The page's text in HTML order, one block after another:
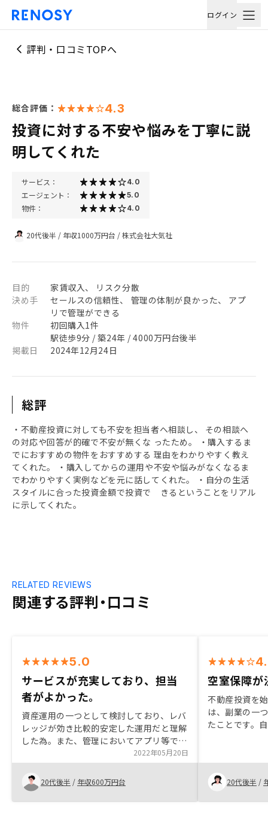
ログイン
評判・口コミTOPへ
総合評価： 4.3
投資に対する不安や悩みを丁寧に説
明してくれた
サービス： 4.0
エージェント： 5.0
物件： 4.0
20代後半 / 年収1000万円台 /株式会社大気社
目的
家賃収入、 リスク分散
決め手
セールスの信頼性、 管理の体制が良かった、 アプ
リで管理ができる
物件
初回購入1件
駅徒歩9分 / 築24年 / 4000万円台後半
掲載日
2024年12月24日
総評
・不動産投資に対しても不安を担当者へ相談し、 その相談へ
の対応や回答が的確で不安が無くな ったため。 ・購入するま
でにおすすめの物件をおすすめする 理由をわかりやすく教え
てくれた。 ・購入してからの運用や不安や悩みがなくなるま
でわかりやすく実例などを元に話してくれた。 ・自分の生活
スタイルに合った投資金額で投資で きるということをリアル
に示してくれた。
関連する評判・口コミ
RELATED REVIEWS
5.0
サービスが充実しており、担当
者がよかった。
資産運用の一つとして検討しており、レバ
レッジが効き比較的安定した運用だと理解
した為。また、管理においてアプリ等でで
きる点やその他契約までの事務手続き等の
サービスが自身に合っていた為。担当者が
親身になってくれ、良いと感じた。
2022年05月20日
20代後半 / 年収600万円台
空室保障が
不動産投資を
は、副業の一
たことです。
した。
で一番リスク
うかという問
保障されてい
20代後半 /